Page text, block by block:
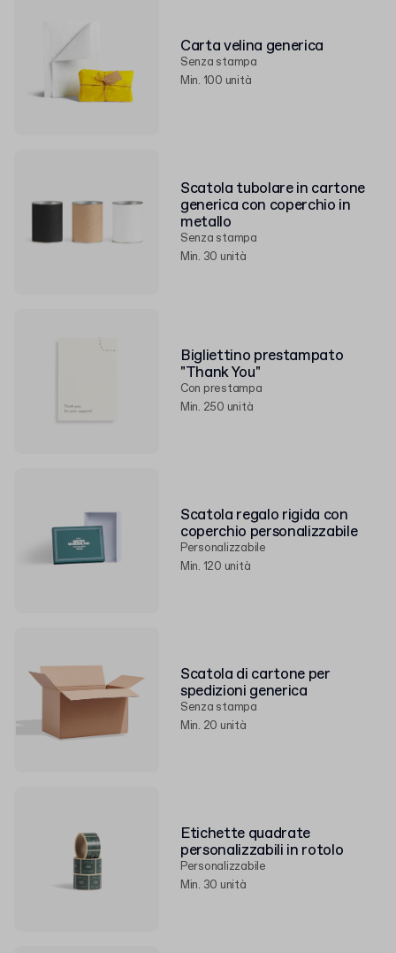
Carta velina generica
Senza stampa
Min. 100 unità
Scatola tubolare in cartone
generica con coperchio in
metallo
Senza stampa
Min. 30 unità
Bigliettino prestampato
"Thank You"
Con prestampa
Min. 250 unità
Scatola regalo rigida con
coperchio personalizzabile
Personalizzabile
Min. 120 unità
Scatola di cartone per
spedizioni generica
Senza stampa
Min. 20 unità
Etichette quadrate
personalizzabili in rotolo
Personalizzabile
Min. 30 unità